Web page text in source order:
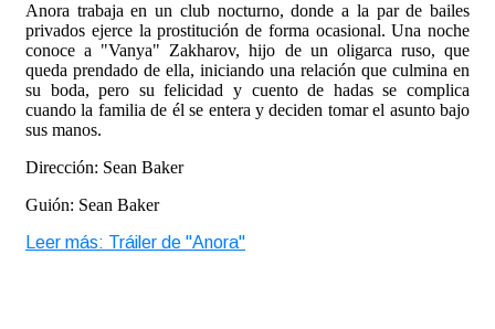
Anora trabaja en un club nocturno, donde a la par de bailes
privados ejerce la prostitución de forma ocasional. Una noche
conoce a "Vanya" Zakharov, hijo de un oligarca ruso, que
queda prendado de ella, iniciando una relación que culmina en
su boda, pero su felicidad y cuento de hadas se complica
cuando la familia de él se entera y deciden tomar el asunto bajo
sus manos.
Dirección: Sean Baker
Guión: Sean Baker
Leer más: Tráiler de "Anora"